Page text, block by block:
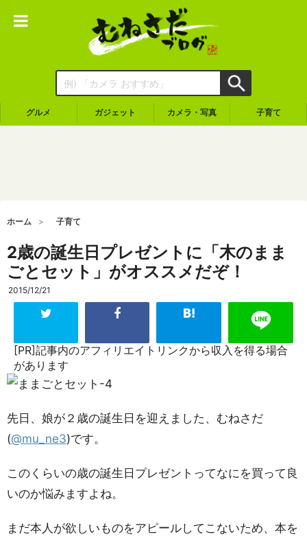
グルメ ガジェット カメラ・写真 子育て
ホーム 子育て
2歳の誕生日プレゼントに「木のまま
ごとセット」がオススメだぞ！
2015/12/21
[PR]記事内のアフィリエイトリンクから収入を得る場合
があります
先日、娘が２歳の誕生日を迎えました、むねさだ
(@mu_ne3)です。
このくらいの歳の誕生日プレゼントってなにを買って良
いのか悩みますよね。
まだ本人が欲しいものをアピールしてこないため、本を